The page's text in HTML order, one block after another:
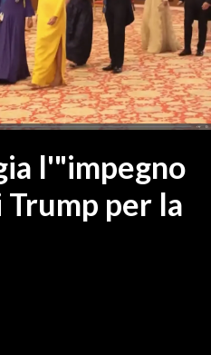
l'"impegno
per la